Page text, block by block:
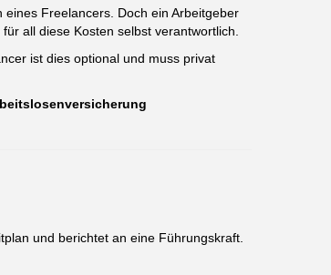
Freelancers. Doch ein Arbeitgeber
für all diese Kosten selbst verantwortlich.
ist dies optional und muss privat
und berichtet an eine Führungskraft.